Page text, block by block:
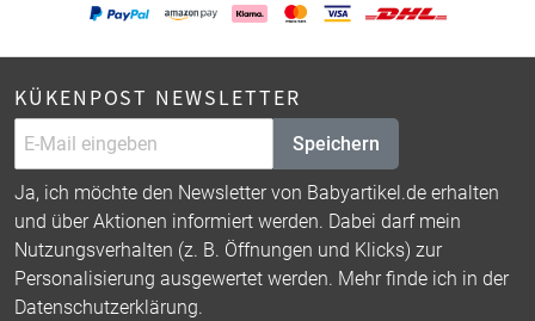
KÜKENPOST NEWSLETTER
Speichern
Ja, ich möchte den Newsletter von Babyartikel.de erhalten
und über Aktionen informiert werden. Dabei darf mein
Nutzungsverhalten (z. B. Öffnungen und Klicks) zur
Personalisierung ausgewertet werden. Mehr finde ich in der
Datenschutzerklärung.